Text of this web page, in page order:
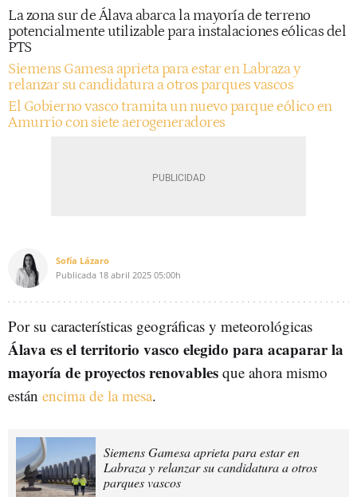
La zona sur de Álava abarca la mayoría de terreno
potencialmente utilizable para instalaciones eólicas del
PTS
Siemens Gamesa aprieta para estar en Labraza y
relanzar su candidatura a otros parques vascos
El Gobierno vasco tramita un nuevo parque eólico en
Amurrio con siete aerogeneradores
Sofía Lázaro
Publicada 18 abril 2025 05:00h
Por su características geográficas y meteorológicas
Álava es el territorio vasco elegido para acaparar la
mayoría de proyectos renovables que ahora mismo
están encima de la mesa.
Siemens Gamesa aprieta para estar en
Labraza y relanzar su candidatura a otros
parques vascos